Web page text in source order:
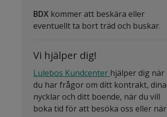
BDX kommer att beskära eller
eventuellt ta bort träd och buskar.
Vi hjälper dig!
Lulebos Kundcenter hjälper dig när
du har frågor om ditt kontrakt, dina
nycklar och ditt boende, när du vill
boka tid för att besöka oss eller när